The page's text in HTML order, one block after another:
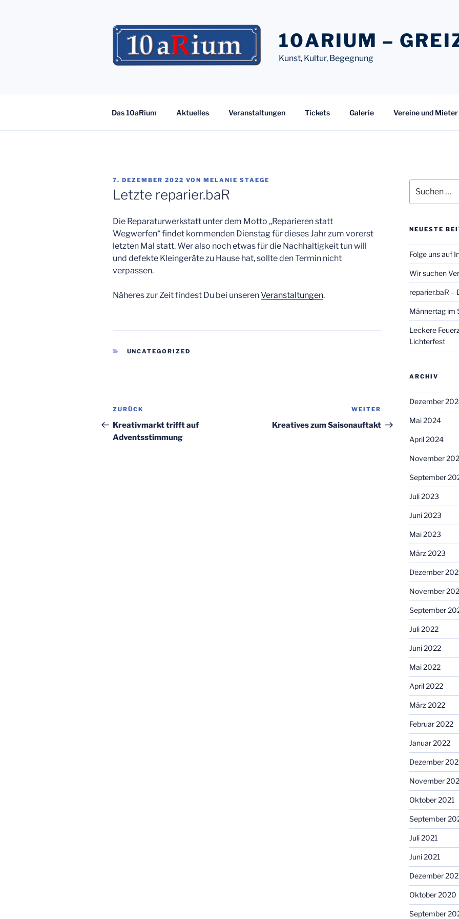
10ARIUM –
Kunst, Kultur, Begegnung
Das 10aRium Aktuelles Veranstaltungen Tickets Galerie Vereine und Mieter
VERÖFFENTLICHT
AM
7. DEZEMBER 2022 VON MELANIE STAEGE
Letzte reparier.baR
Die Reparaturwerkstatt unter dem Motto „Reparieren statt
Wegwerfen“ findet kommenden Dienstag für dieses Jahr zum vorerst
letzten Mal statt. Wer also noch etwas für die Nachhaltigkeit tun will
und defekte Kleingeräte zu Hause hat, sollte den Termin nicht
verpassen.
Näheres zur Zeit findest Du bei unserenVeranstaltungen.
KATEGORIEN
UNCATEGORIZED
Beitragsnavigation
Vorheriger
Beitrag
ZURÜCK
Kreativmarkt trifft auf
Adventsstimmung
Nächster
Beitrag
WEITER
Kreatives zum Saisonauftakt
nach:
NEUESTE
Folge uns auf
Wir suchen
reparier.baR –
Männertag im
Leckere
Lichterfest
ARCHIV
Dezember
Mai 2024
April 2024
November
September
Juli 2023
Juni 2023
Mai 2023
März 2023
Dezember
November
September
Juli 2022
Juni 2022
Mai 2022
April 2022
März 2022
Februar 2022
Januar 2022
Dezember
November
Oktober 2021
September
Juli 2021
Juni 2021
Dezember
Oktober 2020
September